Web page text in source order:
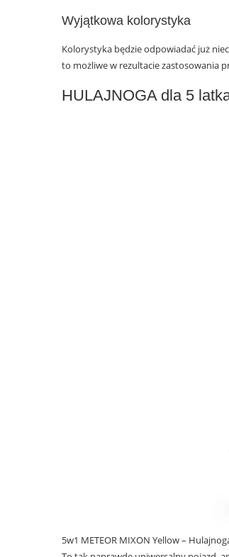
Wyjątkowa kolorystyka
Kolorystyka będzie odpowiadać już
to możliwe w rezultacie zastosowania
HULAJNOGA dla 5
5w1 METEOR MIXON Yellow –